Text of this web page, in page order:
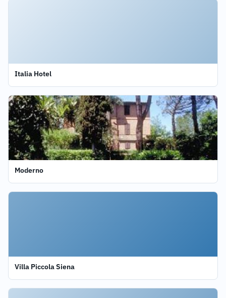
Italia Hotel
Moderno
Villa Piccola Siena